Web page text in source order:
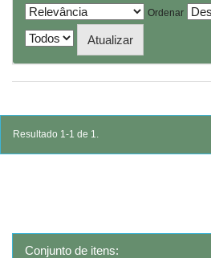
Ordenar
Resultado 1-1 de 1.
Conjunto de itens: